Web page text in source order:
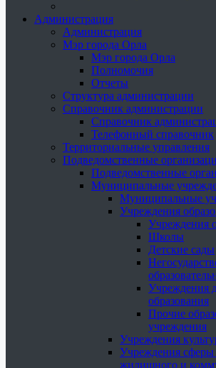
Администрация
Администрация
Мэр города Орла
Мэр города Орла
Полномочия
Отчеты
Структура администрации
Справочник администрации
Справочник
Телефонный справочник
Территориальные управления
Подведомственные
Подведомственные
Муниципальные
Муниципальные
Учреждения
Учреждения
Школы
Детские сады
Учреждения
образования
Прочие
учреждения
Учреждения
Учреждения сферы
жилищного и